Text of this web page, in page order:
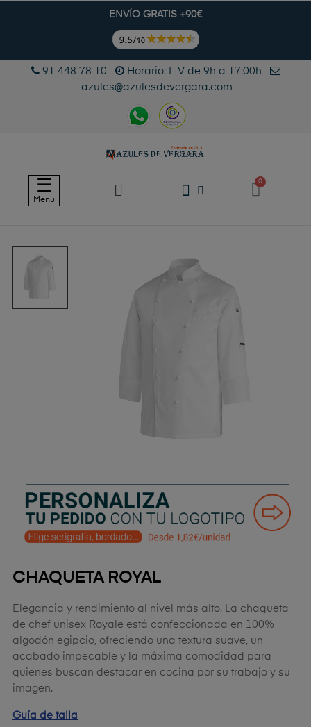
ENVÍO GRATIS +90€
91 448 78 10
Horario: L-V de 9h a 17:00h
azules@azulesdevergara.com
Navegación
de
☰
Menu
CHAQUETA ROYAL
Elegancia y rendimiento al nivel más alto. La chaqueta
de chef unisex Royale está confeccionada en 100%
algodón egipcio, ofreciendo una textura suave, un
acabado impecable y la máxima comodidad para
quienes buscan destacar en cocina por su trabajo y su
imagen.
Guía de talla